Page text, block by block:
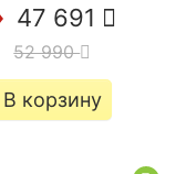
47 691
52 990
В корзину